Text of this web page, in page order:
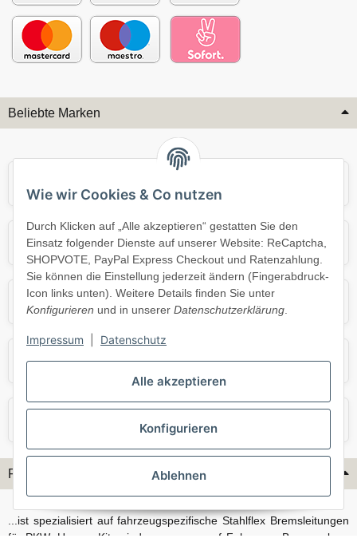
Alle akzeptieren
Konfigurieren
Ablehnen
Wie wir Cookies & Co nutzen
Durch Klicken auf „Alle akzeptieren“ gestatten Sie den
Einsatz folgender Dienste auf unserer Website: ReCaptcha,
SHOPVOTE, PayPal Express Checkout und Ratenzahlung.
Sie können die Einstellung jederzeit ändern (Fingerabdruck-
Icon links unten). Weitere Details finden Sie unter
Konfigurieren und in unserer Datenschutzerklärung.
Impressum Datenschutz
Beliebte Marken
Mercedes Mini
Opel Porsche
Skoda Smart
Flex-Hydraulik...
...ist spezialisiert auf fahrzeugspezifische Stahlflex Bremsleitungen
für PKW. Unsere Kits sind passgenau auf Fahrzeug, Bremsanlage